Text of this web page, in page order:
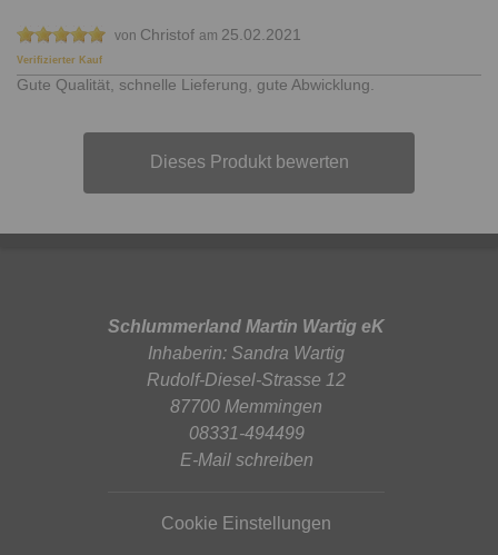
Verifizierter Kauf
von Christof am 25.02.2021
Gute Qualität, schnelle Lieferung, gute Abwicklung.
Dieses Produkt bewerten
Schlummerland Martin Wartig eK
Inhaberin: Sandra Wartig
Rudolf-Diesel-Strasse 12
87700 Memmingen
08331-494499
E-Mail schreiben
Cookie Einstellungen